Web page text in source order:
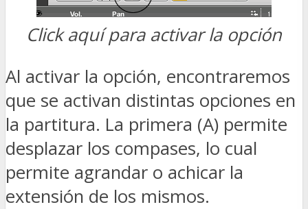
Click aquí para activar la opción
Al activar la opción, encontraremos
que se activan distintas opciones en
la partitura. La primera (A) permite
desplazar los compases, lo cual
permite agrandar o achicar la
extensión de los mismos.